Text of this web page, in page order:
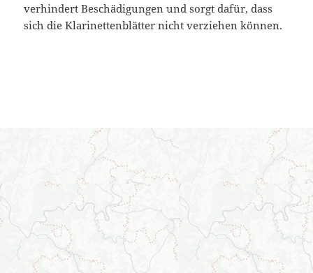
verhindert Beschädigungen und sorgt dafür, dass
sich die Klarinettenblätter nicht verziehen können.